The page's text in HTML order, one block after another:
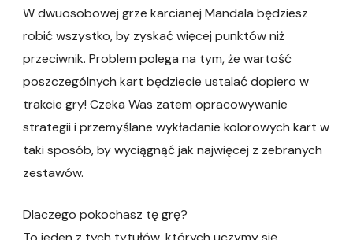
W dwuosobowej grze karcianej Mandala będziesz
robić wszystko, by zyskać więcej punktów niż
przeciwnik. Problem polega na tym, że wartość
poszczególnych kart będziecie ustalać dopiero w
trakcie gry! Czeka Was zatem opracowywanie
strategii i przemyślane wykładanie kolorowych kart w
taki sposób, by wyciągnąć jak najwięcej z zebranych
zestawów.
Dlaczego pokochasz tę grę?